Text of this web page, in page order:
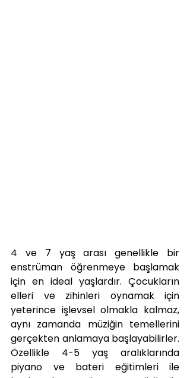
4 ve 7 yaş arası genellikle bir
enstrüman öğrenmeye başlamak
için en ideal yaşlardır. Çocukların
elleri ve zihinleri oynamak için
yeterince işlevsel olmakla kalmaz,
aynı zamanda müziğin temellerini
gerçekten anlamaya başlayabilirler.
Özellikle 4-5 yaş aralıklarında
piyano ve bateri eğitimleri ile